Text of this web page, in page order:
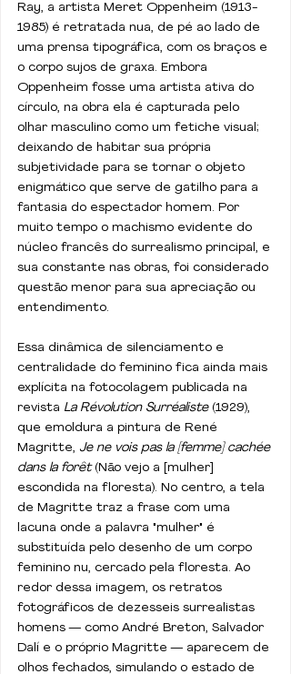
Ray, a artista Meret Oppenheim (1913-
1985) é retratada nua, de pé ao lado de
uma prensa tipográfica, com os braços e
o corpo sujos de graxa. Embora
Oppenheim fosse uma artista ativa do
círculo, na obra ela é capturada pelo
olhar masculino como um fetiche visual;
deixando de habitar sua própria
subjetividade para se tornar o objeto
enigmático que serve de gatilho para a
fantasia do espectador homem. Por
muito tempo o machismo evidente do
núcleo francês do surrealismo principal, e
sua constante nas obras, foi considerado
questão menor para sua apreciação ou
entendimento.
Essa dinâmica de silenciamento e
centralidade do feminino fica ainda mais
explícita na fotocolagem publicada na
revista La Révolution Surréaliste (1929),
que emoldura a pintura de René
Magritte, Je ne vois pas la [femme] cachée
dans la forêt (Não vejo a [mulher]
escondida na floresta). No centro, a tela
de Magritte traz a frase com uma
lacuna onde a palavra "mulher" é
substituída pelo desenho de um corpo
feminino nu, cercado pela floresta. Ao
redor dessa imagem, os retratos
fotográficos de dezesseis surrealistas
homens — como André Breton, Salvador
Dalí e o próprio Magritte — aparecem de
olhos fechados, simulando o estado de